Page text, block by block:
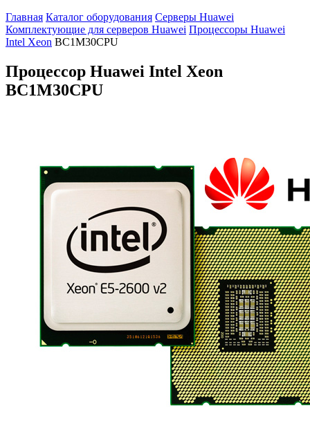
Главная Каталог оборудования Серверы Huawei
Комплектующие для серверов Huawei Процессоры Huawei
Intel Xeon BC1M30CPU
Процессор Huawei Intel Xeon
BC1M30CPU